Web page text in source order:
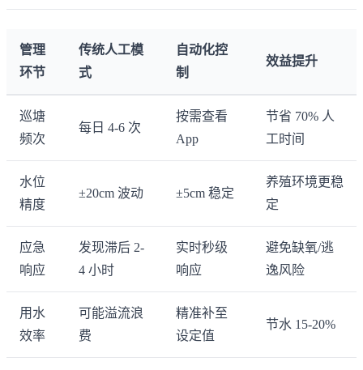
管理
环节
传统人工模
式
自动化控
制
效益提升
巡塘
频次
每日 4-6 次
按需查看
App
节省 70% 人
工时间
水位
精度
±20cm 波动 ±5cm 稳定
养殖环境更稳
定
应急
响应
发现滞后 2-
4 小时
实时秒级
响应
避免缺氧/逃
逸风险
用水
效率
可能溢流浪
费
精准补至
设定值
节水 15-20%